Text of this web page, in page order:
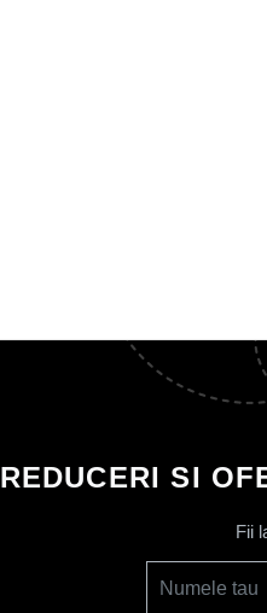
REDUCERI SI
Fii
Numele tau